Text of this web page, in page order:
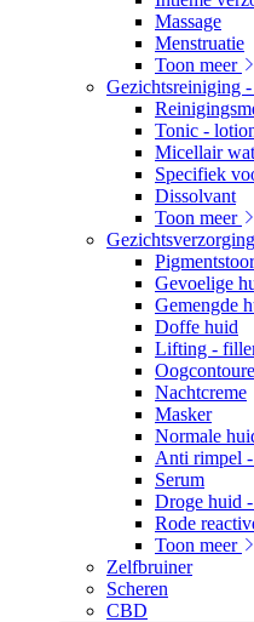
Massage
Menstruatie
Toon meer
Gezichtsreiniging
Tonic -
Micellair
Specifiek
Dissolvant
Toon meer
Gezichtsverzorging
Gevoelige
Gemengde
Doffe huid
Lifting -
Nachtcreme
Masker
Normale
Anti rimpel
Serum
Droge huid
Rode
Toon meer
Zelfbruiner
Scheren
CBD